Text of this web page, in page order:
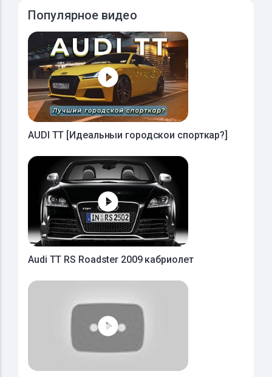
Популярное видео
AUDI TT [Идеальныи городскои спорткар?]
Audi TT RS Roadster 2009 кабриолет